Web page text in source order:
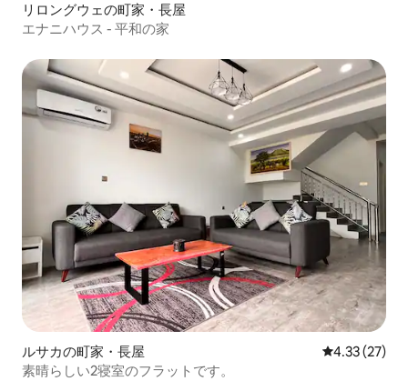
リロングウェの町家・長屋
エナニハウス - 平和の家
ルサカの町家・長屋 レビュー27
4.33 (27)
素晴らしい2寝室のフラットです。